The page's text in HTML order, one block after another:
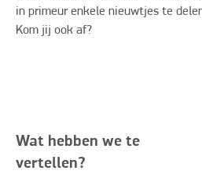
in primeur enkele nieuwtjes te
Kom jij ook af?
Wat hebben we te
vertellen?